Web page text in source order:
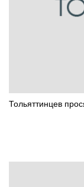
Тольяттинцев